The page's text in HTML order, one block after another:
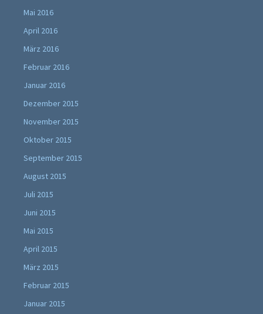
Mai 2016
April 2016
März 2016
Februar 2016
Januar 2016
Dezember 2015
November 2015
Oktober 2015
September 2015
August 2015
Juli 2015
Juni 2015
Mai 2015
April 2015
März 2015
Februar 2015
Januar 2015